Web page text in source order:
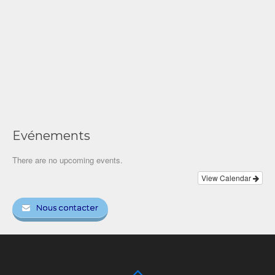
Evénements
There are no upcoming events.
View Calendar
Nous contacter